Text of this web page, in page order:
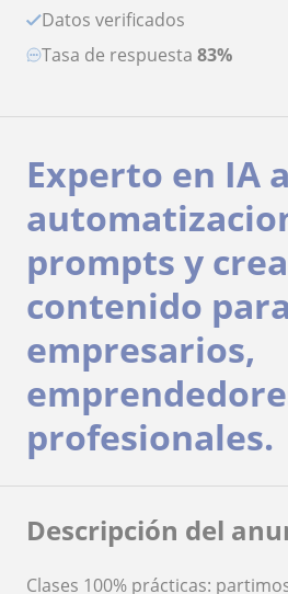
Datos verificados
Tasa de respuesta 83%
Experto en IA
prompts y
contenido para
empresarios,
profesionales.
Descripción del
Clases 100% prácticas: